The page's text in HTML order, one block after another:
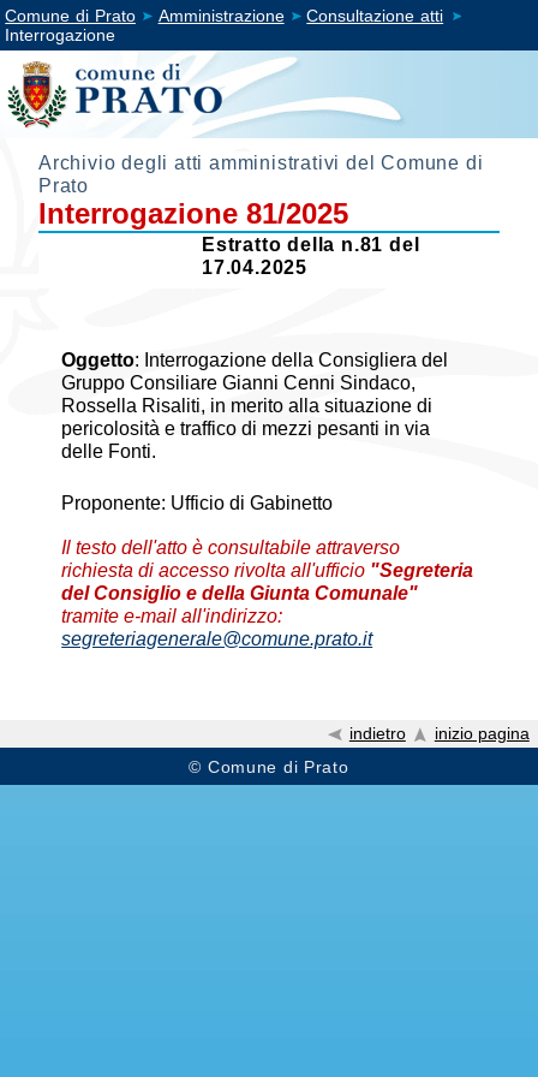
Comune di Prato Amministrazione
Consultazione atti
Interrogazione
Archivio degli atti amministrativi del Comune di
Prato
Interrogazione 81/2025
Estratto della n.81 del
17.04.2025
Oggetto: Interrogazione della Consigliera del
Gruppo Consiliare Gianni Cenni Sindaco,
Rossella Risaliti, in merito alla situazione di
pericolosità e traffico di mezzi pesanti in via
delle Fonti.
Proponente: Ufficio di Gabinetto
Il testo dell'atto è consultabile attraverso
richiesta di accesso rivolta all'ufficio "Segreteria
del Consiglio e della Giunta Comunale"
tramite e-mail all'indirizzo:
segreteriagenerale@comune.prato.it
indietro
inizio pagina
© Comune di Prato